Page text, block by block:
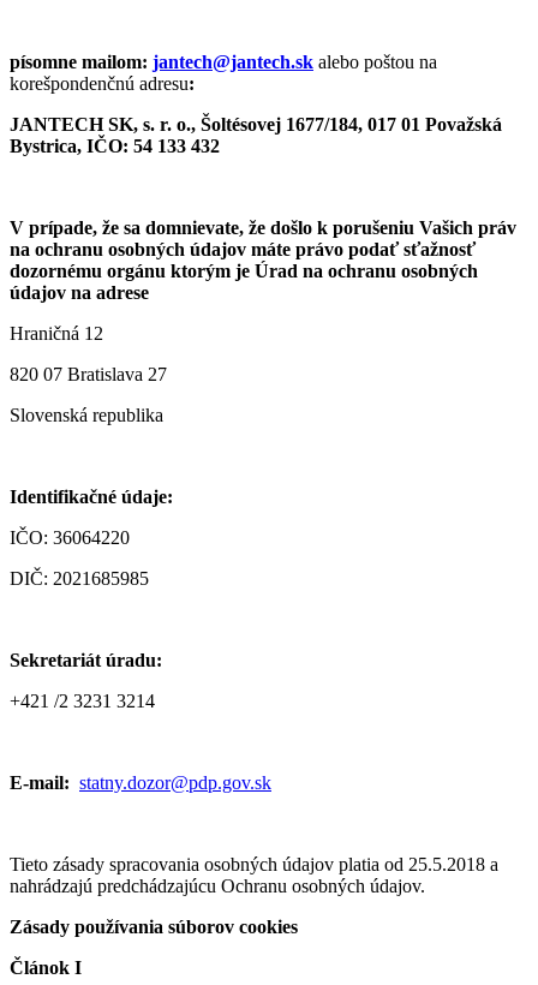
písomne mailom: jantech@jantech.sk alebo poštou na
korešpondenčnú adresu:
JANTECH SK, s. r. o., Šoltésovej 1677/184, 017 01 Považská
Bystrica, IČO: 54 133 432
V prípade, že sa domnievate, že došlo k porušeniu Vašich práv
na ochranu osobných údajov máte právo podať sťažnosť
dozornému orgánu ktorým je Úrad na ochranu osobných
údajov na adrese
Hraničná 12
820 07 Bratislava 27
Slovenská republika
Identifikačné údaje:
IČO: 36064220
DIČ: 2021685985
Sekretariát úradu:
+421 /2 3231 3214
E-mail: statny.dozor@pdp.gov.sk
Tieto zásady spracovania osobných údajov platia od 25.5.2018 a
nahrádzajú predchádzajúcu Ochranu osobných údajov.
Zásady používania súborov cookies
Článok I